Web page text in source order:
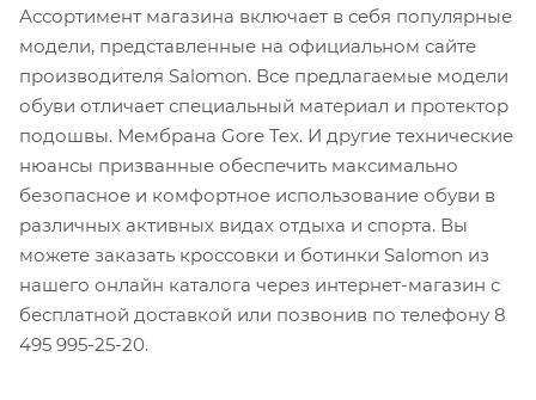
Ассортимент магазина включает в себя популярные
модели, представленные на официальном сайте
производителя Salomon. Все предлагаемые модели
обуви отличает специальный материал и протектор
подошвы. Мембрана Gore Tex. И другие технические
нюансы призванные обеспечить максимально
безопасное и комфортное использование обуви в
различных активных видах отдыха и спорта. Вы
можете заказать кроссовки и ботинки Salomon из
нашего онлайн каталога через интернет-магазин с
бесплатной доставкой или позвонив по телефону 8
495 995-25-20​.